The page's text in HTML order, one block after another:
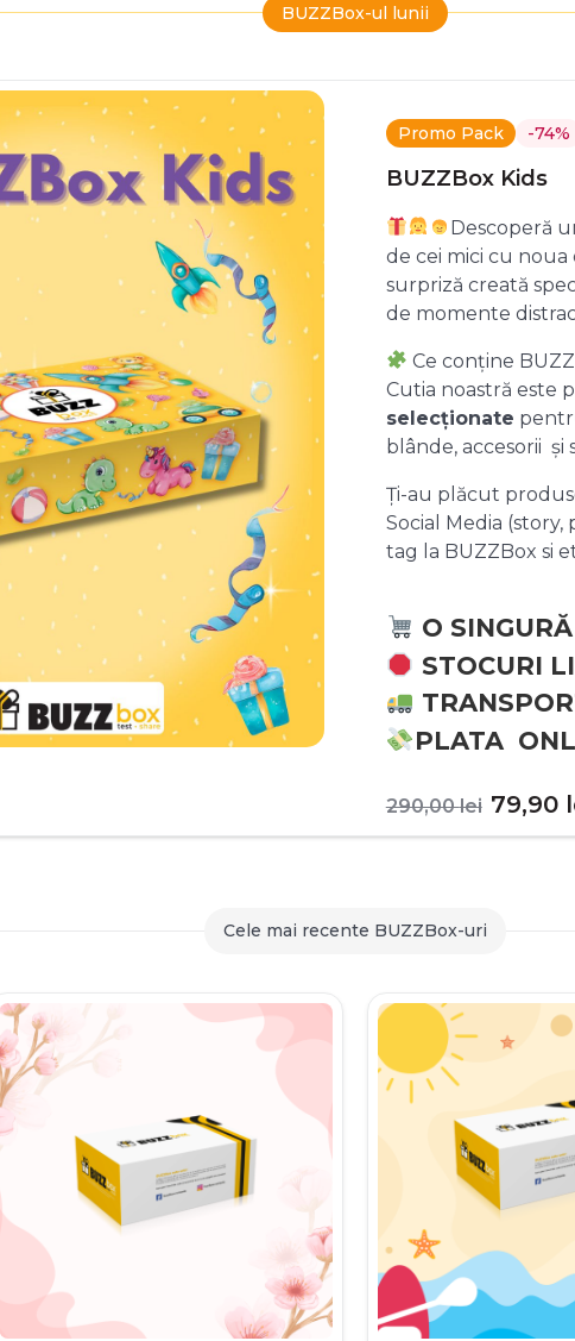
BUZZBox-ul lunii
Promo Pack -74%
BUZZBox Kids
Descoperă
de cei mici cu noua
surpriză creată
de momente
Ce conține
Cutia noastră este
selecționate
blânde, accesorii și
Ți-au plăcut
Social Media (story,
tag la BUZZBox si
O
STOCURI
PLATA
290,00lei
inițial
79,90
Cele mai recente BUZZBox-uri